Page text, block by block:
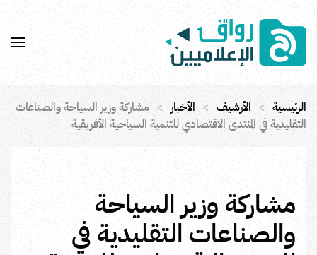
Skip to main content
الرئيسية الأرشيف الأخبار
مشاركة وزير السياحة والصناعات
التقليدية في المنتدى الاقتصادي للتنمية السياحية الأفريقية
مشاركة وزير السياحة
والصناعات التقليدية في